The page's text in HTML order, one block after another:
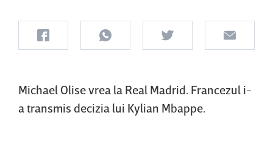
Michael Olise vrea la Real Madrid. Francezul i-
a transmis decizia lui Kylian Mbappe.